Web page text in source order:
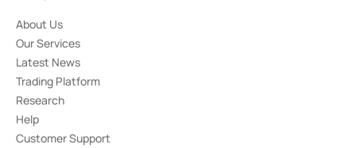
About Us
Our Services
Latest News
Trading Platform
Research
Help
Customer Support